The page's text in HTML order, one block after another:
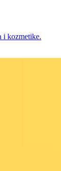
i kozmetike.